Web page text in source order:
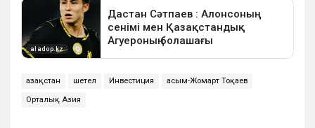
Қазақстан шетел Инвестиция Қасым-Жомарт Тоқаев
Орталық Азия